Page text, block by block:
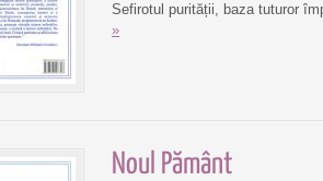
Sefirotul purității, baza tuturor
»
Noul Pământ